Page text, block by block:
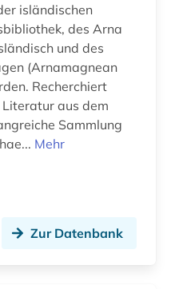
isländischen
des Arna
und des
(Arnamagnean
Recherchiert
aus dem
Sammlung
Mehr
Zur Datenbank